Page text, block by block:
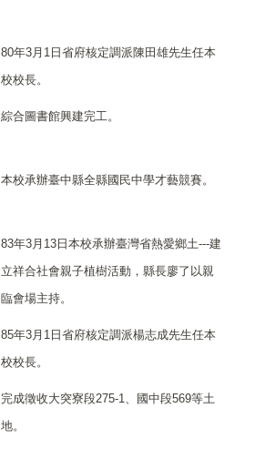
80年3月1日省府核定調派陳田雄先生任本
校校長。
綜合圖書館興建完工。
本校承辦臺中縣全縣國民中學才藝競賽。
83年3月13日本校承辦臺灣省熱愛鄉土---建
立祥合社會親子植樹活動，縣長廖了以親
臨會場主持。
85年3月1日省府核定調派楊志成先生任本
校校長。
完成徵收大突寮段275-1、國中段569等土
地。